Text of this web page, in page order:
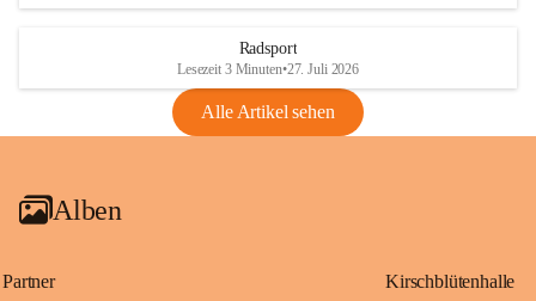
1 Seite•1,4 MB
VBl. EU Nr. 18_2026
Radsport
Lesezeit 3 Minuten•27. Juli 2026
Alle Artikel sehen
Alben
Partner Kirschblütenhalle